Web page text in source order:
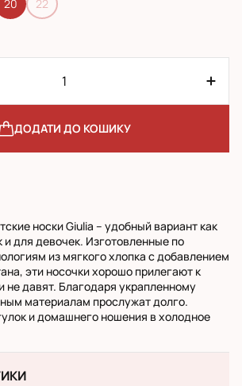
20 22
ДОДАТИ ДО КОШИКУ
носки Giulia – удобный вариант как
и для девочек. Изготовленные по
из мягкого хлопка с добавлением
эти носочки хорошо прилегают к
не давят. Благодаря украпленному
материалам прослужат долго.
и домашнего ношения в холодное